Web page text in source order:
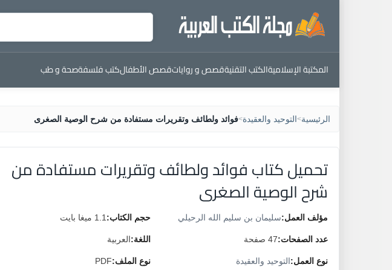
المكتبة الإسلاميةالكتب التقنيةقصص و رواياتقصص الأطفالكتب فلسفةصحة و طب
الرئيسية>التوحيد والعقيدة>فوائد ولطائف وتقريرات مستفادة من شرح الوصية الصغرى
تحميل كتاب فوائد ولطائف وتقريرات مستفادة من
شرح الوصية الصغرى
مؤلف العمل:سليمان بن سليم الله الرحيلي حجم الكتاب: 1.1 ميغا بايت
عدد الصفحات:47 صفحة اللغة:العربية
نوع العمل:التوحيد والعقيدة نوع الملف:PDF